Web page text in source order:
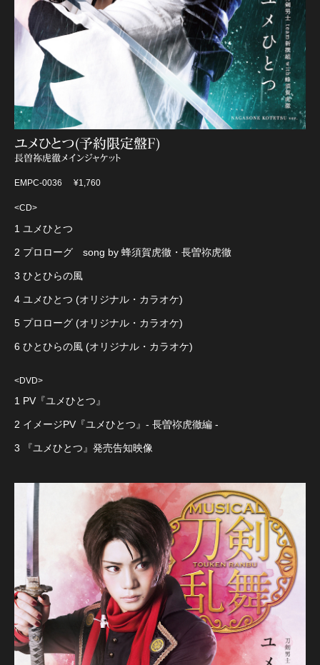
ユメひとつ(予約限定盤F)
長曽祢虎徹メインジャケット
EMPC-0036 ¥1,760
<CD>
1 ユメひとつ
2 プロローグ song by 蜂須賀虎徹・長曽祢虎徹
3 ひとひらの風
4 ユメひとつ (オリジナル・カラオケ)
5 プロローグ (オリジナル・カラオケ)
6 ひとひらの風 (オリジナル・カラオケ)
<DVD>
1 PV『ユメひとつ』
2 イメージPV『ユメひとつ』- 長曽祢虎徹編 -
3 『ユメひとつ』発売告知映像